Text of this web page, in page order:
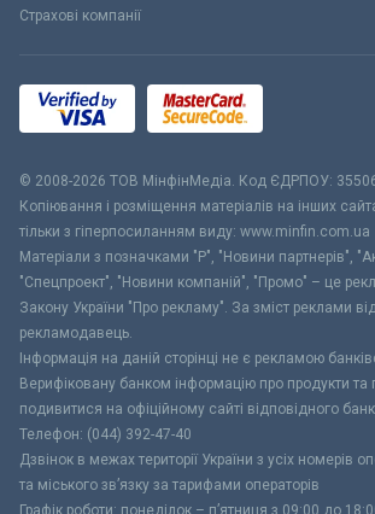
Страхові компанії
© 2008-2026 ТОВ МiнфiнМедiа. Код ЄДРПОУ:
Копіювання і розміщення матеріалів на інших
тільки з гіперпосиланням виду: www.minfin.com.ua
Матеріали з позначками "Р", "Новини партнерів",
"Спецпроект", "Новини компаній", "Промо" – це
Закону України "Про рекламу". За зміст реклами
рекламодавець.
Інформація на даній сторінці не є рекламою
Верифіковану банком інформацію про продукти
подивитися на офіційному сайті відповідного
Телефон: (044) 392-47-40
Дзвінок в межах території України з усіх номерів
та міського зв’язку за тарифами операторів
Графік роботи: понеділок – п’ятниця з 09:00 до